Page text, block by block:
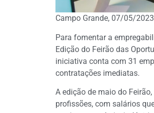
Campo Grande, 07/05/
Para fomentar a
Edição do Feirão das
iniciativa conta com 31
contratações imediatas.
A edição de maio do
profissões, com salários